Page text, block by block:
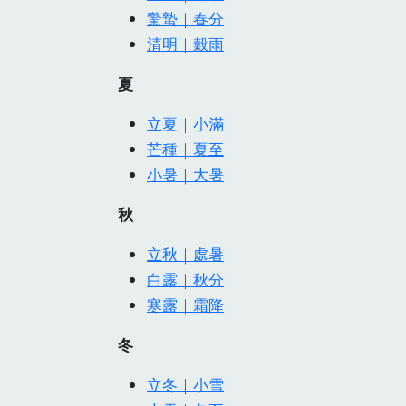
驚蟄｜春分
清明｜穀雨
夏
立夏｜小滿
芒種｜夏至
小暑｜大暑
秋
立秋｜處暑
白露｜秋分
寒露｜霜降
冬
立冬｜小雪